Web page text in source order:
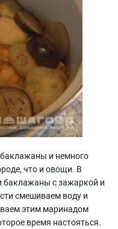
и немного
что и овощи. В
с зажаркой и
смешиваем воду и
этим маринадом
время настояться.